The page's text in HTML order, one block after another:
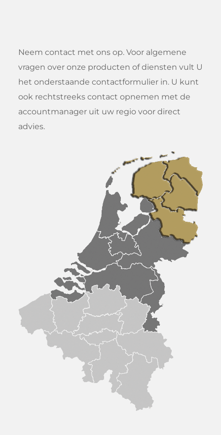
Neem contact met ons op. Voor algemene
vragen over onze producten of diensten vult U
het onderstaande contactformulier in. U kunt
ook rechtstreeks contact opnemen met de
accountmanager uit uw regio voor direct
advies.